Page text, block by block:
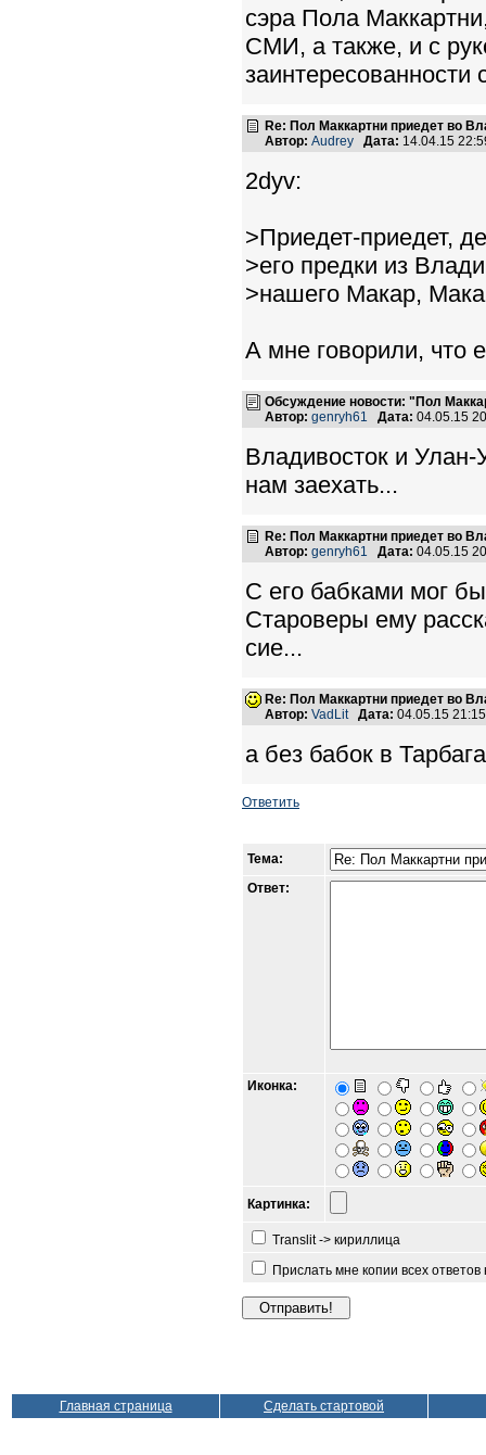
сэра Пола
СМИ, а также, и с
заинтересованности
Re: Пол Маккартни приедет во
Автор: Audrey Дата: 14.04.15
2dyv:
>Приедет-приедет,
>его предки из
>нашего Макар,
А мне говорили, что
Обсуждение новости: "Пол
Автор: genryh61 Дата: 04.05.15
Владивосток и
нам заехать...
Re: Пол Маккартни приедет во
Автор: genryh61 Дата: 04.05.15
С его бабками мог
Староверы ему
сие...
Re: Пол Маккартни приедет во
Автор: VadLit Дата: 04.05.15
а без бабок в
Ответить
Тема:
Ответ:
Иконка:
Картинка:
Translit -> кириллица
Прислать мне копии всех
Главная страница Сделать стартовой